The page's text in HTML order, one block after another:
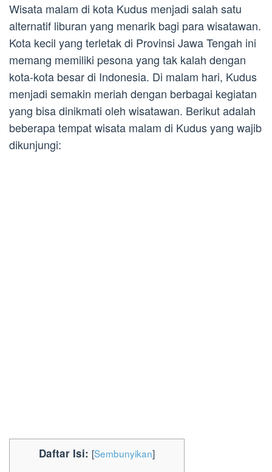
Wisata malam di kota Kudus menjadi salah satu
alternatif liburan yang menarik bagi para wisatawan.
Kota kecil yang terletak di Provinsi Jawa Tengah ini
memang memiliki pesona yang tak kalah dengan
kota-kota besar di Indonesia. Di malam hari, Kudus
menjadi semakin meriah dengan berbagai kegiatan
yang bisa dinikmati oleh wisatawan. Berikut adalah
beberapa tempat wisata malam di Kudus yang wajib
dikunjungi:
Daftar Isi: [Sembunyikan]